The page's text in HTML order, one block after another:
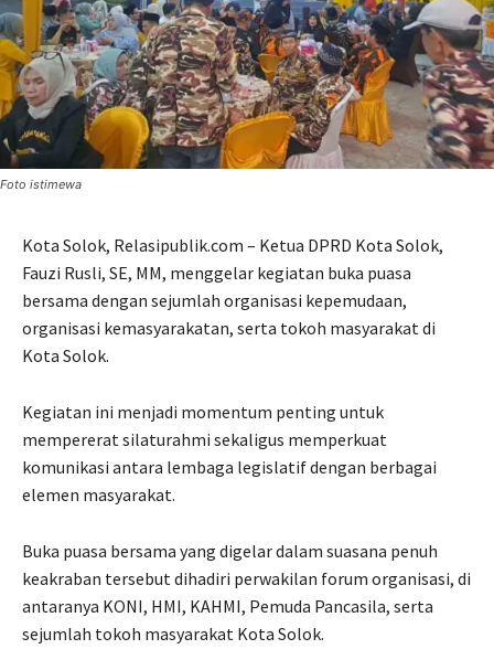
Foto istimewa
Kota Solok, Relasipublik.com – Ketua DPRD Kota Solok,
Fauzi Rusli, SE, MM, menggelar kegiatan buka puasa
bersama dengan sejumlah organisasi kepemudaan,
organisasi kemasyarakatan, serta tokoh masyarakat di
Kota Solok.
Kegiatan ini menjadi momentum penting untuk
mempererat silaturahmi sekaligus memperkuat
komunikasi antara lembaga legislatif dengan berbagai
elemen masyarakat.
Buka puasa bersama yang digelar dalam suasana penuh
keakraban tersebut dihadiri perwakilan forum organisasi, di
antaranya KONI, HMI, KAHMI, Pemuda Pancasila, serta
sejumlah tokoh masyarakat Kota Solok.